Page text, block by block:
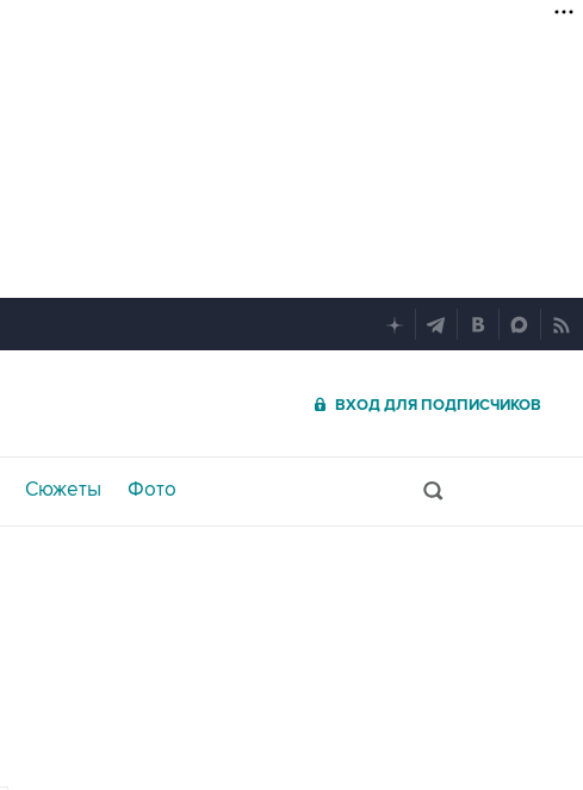
ВХОД ДЛЯ ПОДПИСЧИКОВ
Сюжеты Фото